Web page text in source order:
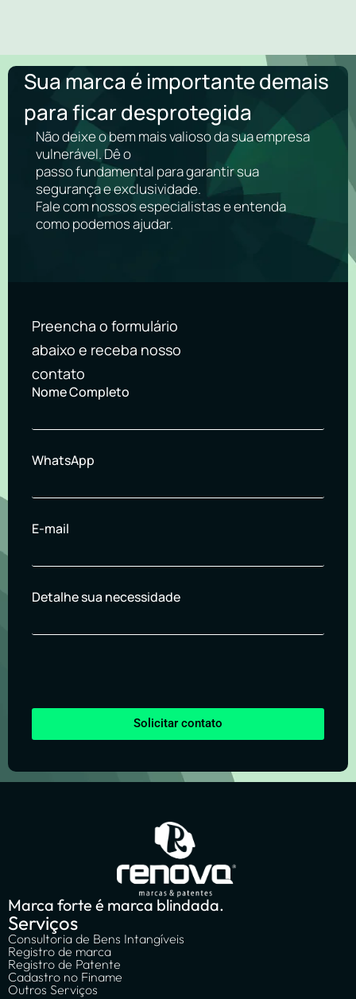
Sua marca é importante demais
para ficar desprotegida
Não deixe o bem mais valioso da sua empresa
vulnerável. Dê o
passo fundamental para garantir sua
segurança e exclusividade.
Fale com nossos especialistas e entenda
como podemos ajudar.
Preencha o formulário
abaixo e receba nosso
contato
Nome Completo
WhatsApp
E-mail
Detalhe sua necessidade
Solicitar contato
Marca forte é marca blindada.
Serviços
Consultoria de Bens Intangíveis
Registro de marca
Registro de Patente
Cadastro no Finame
Outros Serviços